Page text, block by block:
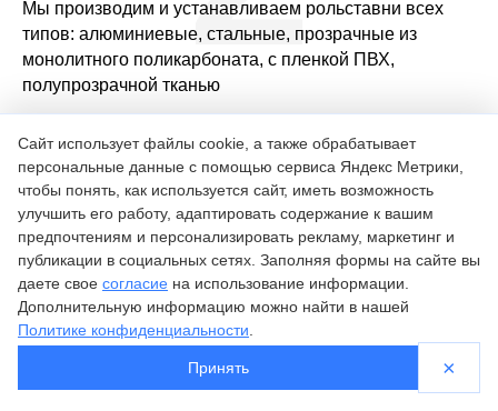
Мы производим и устанавливаем рольставни всех
типов: алюминиевые, стальные, прозрачные из
монолитного поликарбоната, с пленкой ПВХ,
полупрозрачной тканью
Профессиональный монтаж
В штате нашей компании только квалифицированные
монтажники с опытом работы от 5 лет
3
Сайт использует файлы cookie, а также обрабатывает
персональные данные с помощью сервиса Яндекс Метрики,
чтобы понять, как используется сайт, иметь возможность
улучшить его работу, адаптировать содержание к вашим
предпочтениям и персонализировать рекламу, маркетинг и
публикации в социальных сетях. Заполняя формы на сайте вы
даете свое согласие на использование информации.
Дополнительную информацию можно найти в нашей
Политике конфиденциальности
Принять ×